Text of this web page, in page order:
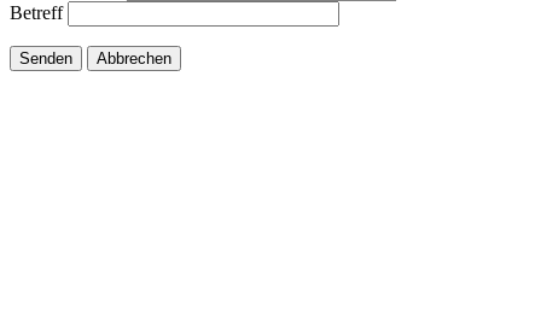
Betreff
Senden Abbrechen